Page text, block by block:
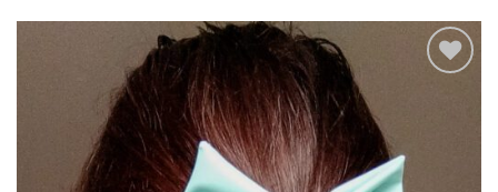
Mėgstamiausias